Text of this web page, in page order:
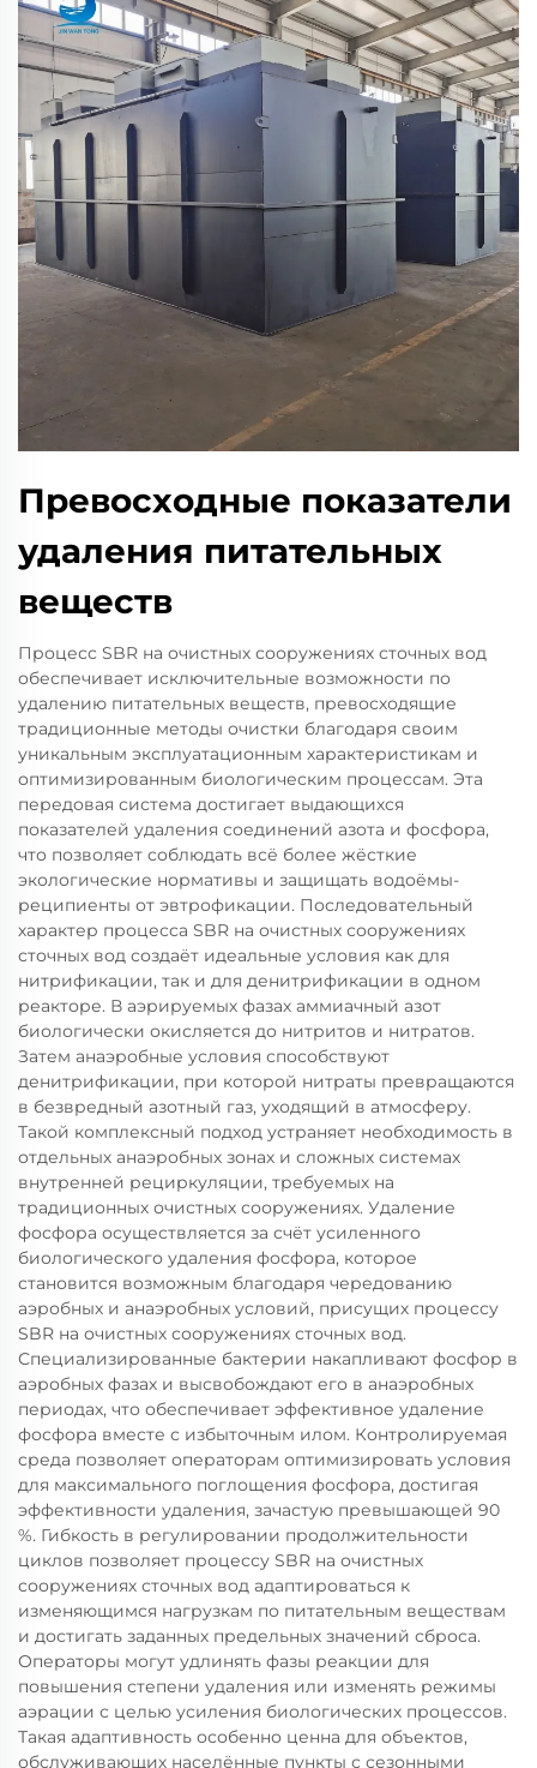
Превосходные показатели
удаления питательных
веществ
Процесс SBR на очистных сооружениях сточных вод
обеспечивает исключительные возможности по
удалению питательных веществ, превосходящие
традиционные методы очистки благодаря своим
уникальным эксплуатационным характеристикам и
оптимизированным биологическим процессам. Эта
передовая система достигает выдающихся
показателей удаления соединений азота и фосфора,
что позволяет соблюдать всё более жёсткие
экологические нормативы и защищать водоёмы-
реципиенты от эвтрофикации. Последовательный
характер процесса SBR на очистных сооружениях
сточных вод создаёт идеальные условия как для
нитрификации, так и для денитрификации в одном
реакторе. В аэрируемых фазах аммиачный азот
биологически окисляется до нитритов и нитратов.
Затем анаэробные условия способствуют
денитрификации, при которой нитраты превращаются
в безвредный азотный газ, уходящий в атмосферу.
Такой комплексный подход устраняет необходимость в
отдельных анаэробных зонах и сложных системах
внутренней рециркуляции, требуемых на
традиционных очистных сооружениях. Удаление
фосфора осуществляется за счёт усиленного
биологического удаления фосфора, которое
становится возможным благодаря чередованию
аэробных и анаэробных условий, присущих процессу
SBR на очистных сооружениях сточных вод.
Специализированные бактерии накапливают фосфор в
аэробных фазах и высвобождают его в анаэробных
периодах, что обеспечивает эффективное удаление
фосфора вместе с избыточным илом. Контролируемая
среда позволяет операторам оптимизировать условия
для максимального поглощения фосфора, достигая
эффективности удаления, зачастую превышающей 90
%. Гибкость в регулировании продолжительности
циклов позволяет процессу SBR на очистных
сооружениях сточных вод адаптироваться к
изменяющимся нагрузкам по питательным веществам
и достигать заданных предельных значений сброса.
Операторы могут удлинять фазы реакции для
повышения степени удаления или изменять режимы
аэрации с целью усиления биологических процессов.
Такая адаптивность особенно ценна для объектов,
обслуживающих населённые пункты с сезонными